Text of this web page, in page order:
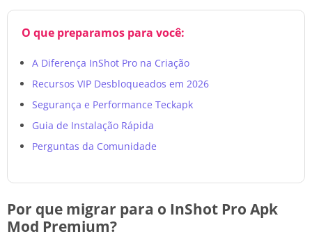
O que preparamos para você:
A Diferença InShot Pro na Criação
Recursos VIP Desbloqueados em 2026
Segurança e Performance Teckapk
Guia de Instalação Rápida
Perguntas da Comunidade
Por que migrar para o InShot Pro Apk
Mod Premium?